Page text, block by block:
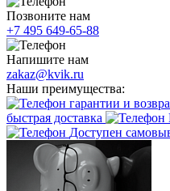
Позвоните нам
+7 495 649-65-88
Напишите нам
zakaz@kvik.ru
Наши преимущества:
гарантии и
быстрая доставка
Доступен